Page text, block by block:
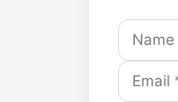
Name
Email